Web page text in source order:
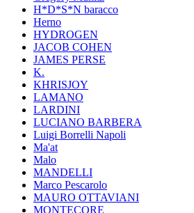
H*D*S*N baracco
Herno
HYDROGEN
JACOB COHEN
JAMES PERSE
K.
KHRISJOY
LAMANO
LARDINI
LUCIANO BARBERA
Luigi Borrelli Napoli
Ma'at
Malo
MANDELLI
Marco Pescarolo
MAURO OTTAVIANI
MONTECORE